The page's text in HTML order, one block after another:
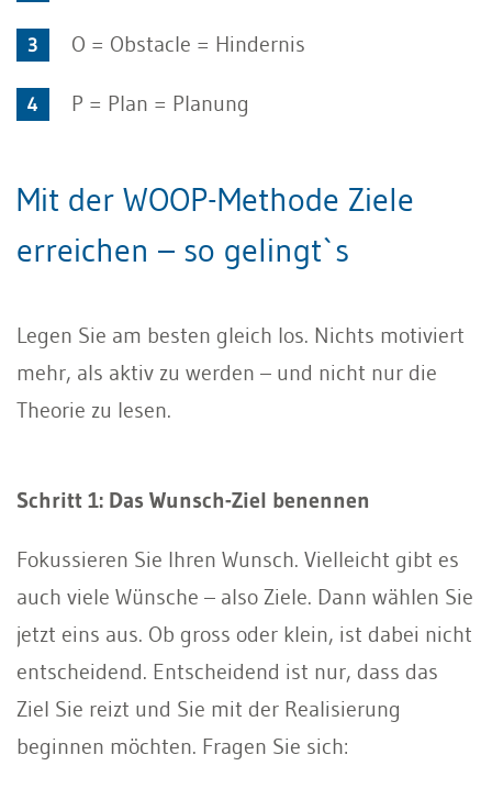
O = Obstacle = Hindernis
P = Plan = Planung
Mit der WOOP-Methode Ziele
erreichen – so gelingt`s
Legen Sie am besten gleich los. Nichts motiviert
mehr, als aktiv zu werden – und nicht nur die
Theorie zu lesen.
Schritt 1: Das Wunsch-Ziel benennen
Fokussieren Sie Ihren Wunsch. Vielleicht gibt es
auch viele Wünsche – also Ziele. Dann wählen Sie
jetzt eins aus. Ob gross oder klein, ist dabei nicht
entscheidend. Entscheidend ist nur, dass das
Ziel Sie reizt und Sie mit der Realisierung
beginnen möchten. Fragen Sie sich: